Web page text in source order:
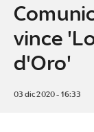
vince
d'Oro'
03 dic 2020 - 16:33